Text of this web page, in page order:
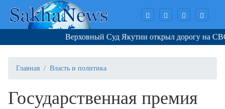
Верховный Суд Якутии открыл дорогу на СВО
Главная Власть и политика
Государственная премия